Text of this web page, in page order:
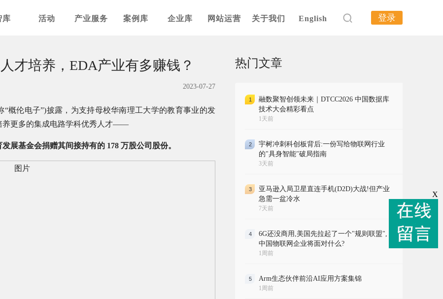
库 活动 产业服务 案例库 企业库 网站运营 关于我们 English 登录
才培养，EDA产业有多赚钱？
2023-07-27
概伦电子”)披露，为支持母校华南理工大学的教育事业的发
养更多的集成电路学科优秀人才——
展基金会捐赠其间接持有的 178 万股公司股份。
热门文章
1
融数聚智创领未来｜DTCC2026 中国数据库
技术大会精彩看点
1天前
2
宇树冲刺科创板背后:一份写给物联网行业
的"具身智能"破局指南
3天前
3
亚马逊入局卫星直连手机(D2D)大战!但产业
急需一盆冷水
7天前
4
6G还没商用,美国先拉起了一个"规则联盟",
中国物联网企业将面对什么?
1周前
5 Arm生态伙伴前沿AI应用方案集锦
1周前
X